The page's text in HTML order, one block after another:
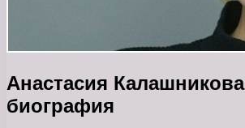
Анастасия Калашникова
биография